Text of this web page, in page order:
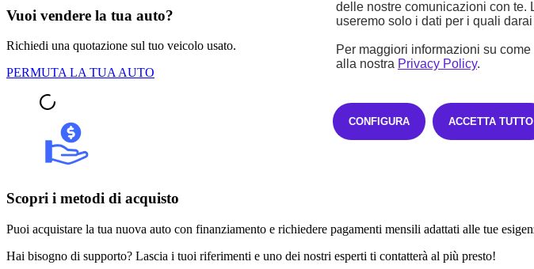
Vuoi vendere la tua auto?
Richiedi una quotazione sul tuo veicolo usato.
PERMUTA LA TUA AUTO
Scopri i metodi di acquisto
Puoi acquistare la tua nuova auto con finanziamento e richiedere pagamenti mensili adattati alle tue
Hai bisogno di supporto? Lascia i tuoi riferimenti e uno dei nostri esperti ti contatterà al più presto!
delle nostre comunicazioni con te.
useremo solo i dati per i quali
Per maggiori informazioni su
alla nostra Privacy Policy.
CONFIGURA ACCETTA TUTTO